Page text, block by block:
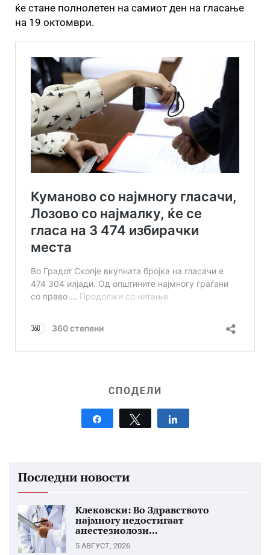
ќе стане полнолетен на самиот ден на гласање
на 19 октомври.
СПОДЕЛИ
Tweet
Последни новости
Клековски: Во Здравството
најмногу недостигаат
анестезиолози...
5 АВГУСТ, 2026